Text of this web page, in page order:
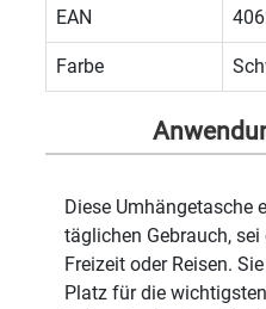
EAN
Farbe
Diese Umhängetasche
täglichen Gebrauch,
Freizeit oder Reisen.
Platz für die